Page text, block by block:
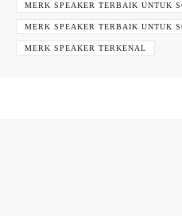
MERK SPEAKER TERBAIK UNTUK
MERK SPEAKER TERBAIK UNTUK
MERK SPEAKER TERKENAL